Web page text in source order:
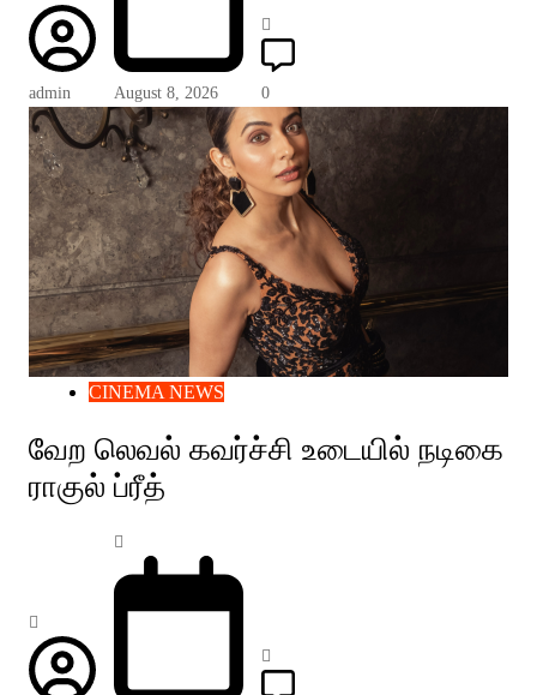
admin August 8, 2026 0
CINEMA NEWS
வேற லெவல் கவர்ச்சி உடையில் நடிகை
ராகுல் ப்ரீத்